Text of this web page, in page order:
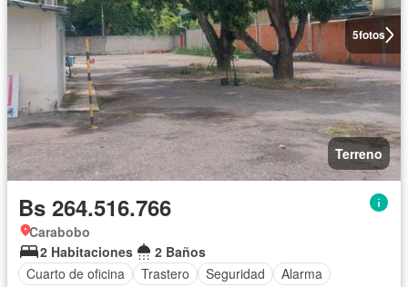
5fotos
Terreno
Bs 264.516.766
Carabobo
2 Habitaciones
2 Baños
Cuarto de oficina
Trastero Seguridad Alarma